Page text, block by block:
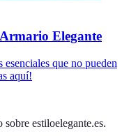
Elegante
que no pueden
aquí!
sobre estiloelegante.es.